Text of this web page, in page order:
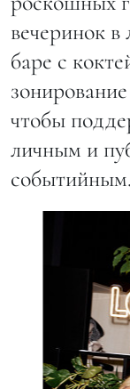
вечеринок
баре с
чтобы
личным и
событийным.